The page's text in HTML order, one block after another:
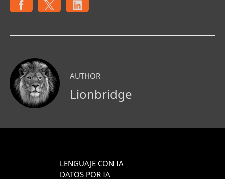
AUTHOR
Lionbridge
LENGUAJE CON IA
DATOS POR IA